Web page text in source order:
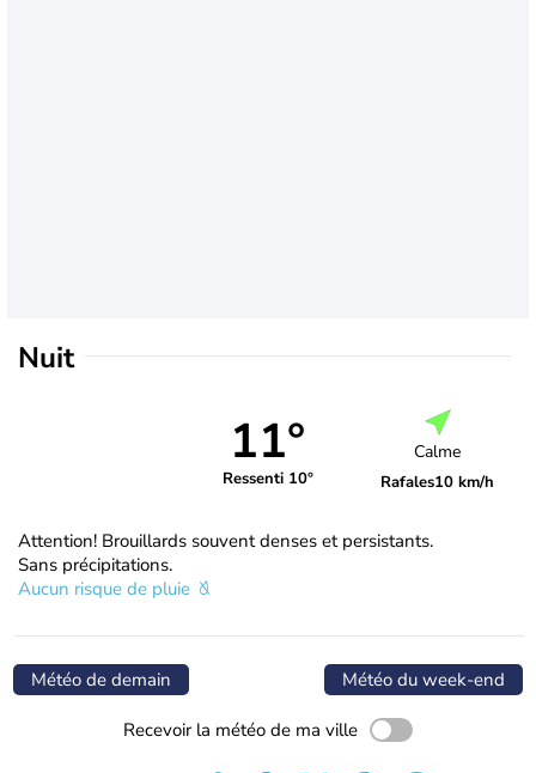
Nuit
11°
Ressenti 10°
Calme
Rafales10 km/h
Attention! Brouillards souvent denses et persistants.
Sans précipitations.
Aucun risque de pluie
Météo de demain Météo du week-end
Recevoir la météo de ma ville